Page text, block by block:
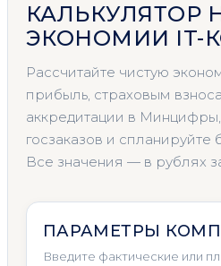
КАЛЬКУЛЯТОР
ЭКОНОМИИ IT-
Рассчитайте чистую
прибыль, страховым
аккредитации в
госзаказов и спланируйте
Все значения — в рублях
ПАРАМЕТРЫ
Введите фактические или